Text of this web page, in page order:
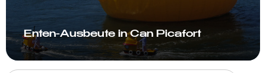
Enten-Ausbeute in Can Picafort